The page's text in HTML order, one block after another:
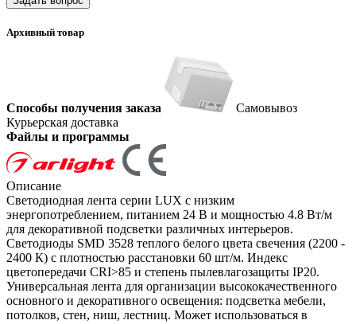
Архивный товар
Способы получения заказа
Самовывоз
Курьерская доставка
Файлы и программы
Описание
Светодиодная лента серии LUX с низким
энергопотреблением, питанием 24 В и мощностью 4.8 Вт/м
для декоративной подсветки различных интерьеров.
Светодиоды SMD 3528 теплого белого цвета свечения (2200 -
2400 К) с плотностью расстановки 60 шт/м. Индекс
цветопередачи CRI>85 и степень пылевлагозащиты IP20.
Универсальная лента для организации высококачественного
основного и декоративного освещения: подсветка мебели,
потолков, стен, ниш, лестниц. Может использоваться в